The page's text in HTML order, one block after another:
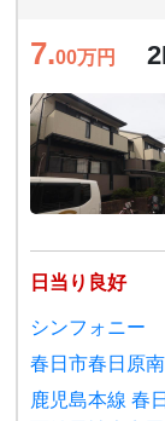
7.00万円
日当り良好
シンフォニー
春日市春日原
鹿児島本線 春